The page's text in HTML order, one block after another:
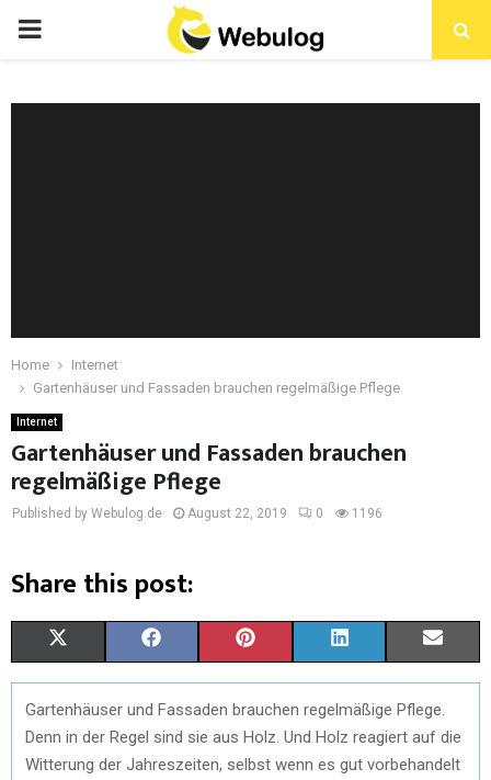
Home
Internet
Gartenhäuser und Fassaden brauchen regelmäßige Pflege
Internet
Gartenhäuser und Fassaden brauchen
regelmäßige Pflege
Published by Webulog.de August 22, 2019 0 1196
Share this post:
(
T
W
A
C
E
I
N
T
I
N
K
M
I
Gartenhäuser und Fassaden brauchen regelmäßige Pflege.
Denn in der Regel sind sie aus Holz. Und Holz reagiert auf die
Witterung der Jahreszeiten, selbst wenn es gut vorbehandelt